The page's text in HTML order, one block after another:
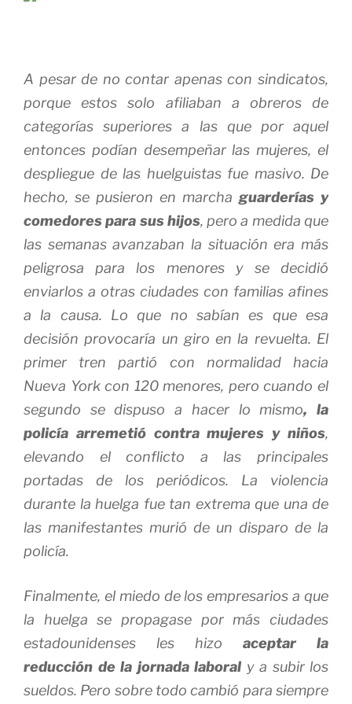
A pesar de no contar apenas con sindicatos,
porque estos solo afiliaban a obreros de
categorías superiores a las que por aquel
entonces podían desempeñar las mujeres, el
despliegue de las huelguistas fue masivo. De
hecho, se pusieron en marcha guarderías y
comedores para sus hijos, pero a medida que
las semanas avanzaban la situación era más
peligrosa para los menores y se decidió
enviarlos a otras ciudades con familias afines
a la causa. Lo que no sabían es que esa
decisión provocaría un giro en la revuelta. El
primer tren partió con normalidad hacia
Nueva York con 120 menores, pero cuando el
segundo se dispuso a hacer lo mismo, la
policía arremetió contra mujeres y niños,
elevando el conflicto a las principales
portadas de los periódicos. La violencia
durante la huelga fue tan extrema que una de
las manifestantes murió de un disparo de la
policía.
Finalmente, el miedo de los empresarios a que
la huelga se propagase por más ciudades
estadounidenses les hizo aceptar la
reducción de la jornada laboral y a subir los
sueldos. Pero sobre todo cambió para siempre